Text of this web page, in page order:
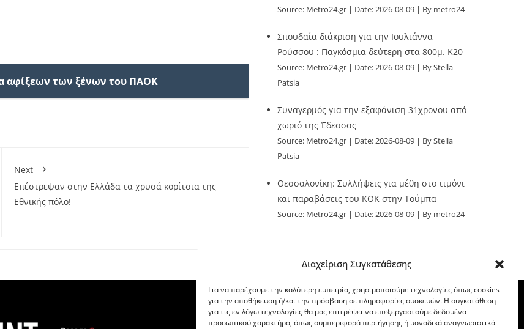
Διαχείριση Συγκατάθεσης
Για να παρέχουμε την καλύτερη εμπειρία, χρησιμοποιούμε τεχνολογίες όπως cookies
για την αποθήκευση ή/και την πρόσβαση σε πληροφορίες συσκευών. Η συγκατάθεση
για τις εν λόγω τεχνολογίες θα μας επιτρέψει να επεξεργαστούμε δεδομένα
προσωπικού χαρακτήρα, όπως συμπεριφορά περιήγησης ή μοναδικά αναγνωριστικά
αφίξεων των ξένων του ΠΑΟΚ
Next
Επέστρεψαν στην Ελλάδα τα χρυσά κορίτσια της
Εθνικής πόλο!
Source: Metro24.gr Date: 2026-08-09 By metro24
Σπουδαία διάκριση για την Ιουλιάννα
Ρούσσου : Παγκόσμια δεύτερη στα 800μ. Κ20
Source: Metro24.gr Date: 2026-08-09
By Stella
Patsia
Συναγερμός για την εξαφάνιση 31χρονου από
χωριό της Έδεσσας
Source: Metro24.gr Date: 2026-08-09
By Stella
Patsia
Θεσσαλονίκη: Συλλήψεις για μέθη στο τιμόνι
και παραβάσεις του ΚΟΚ στην Τούμπα
Source: Metro24.gr Date: 2026-08-09 By metro24